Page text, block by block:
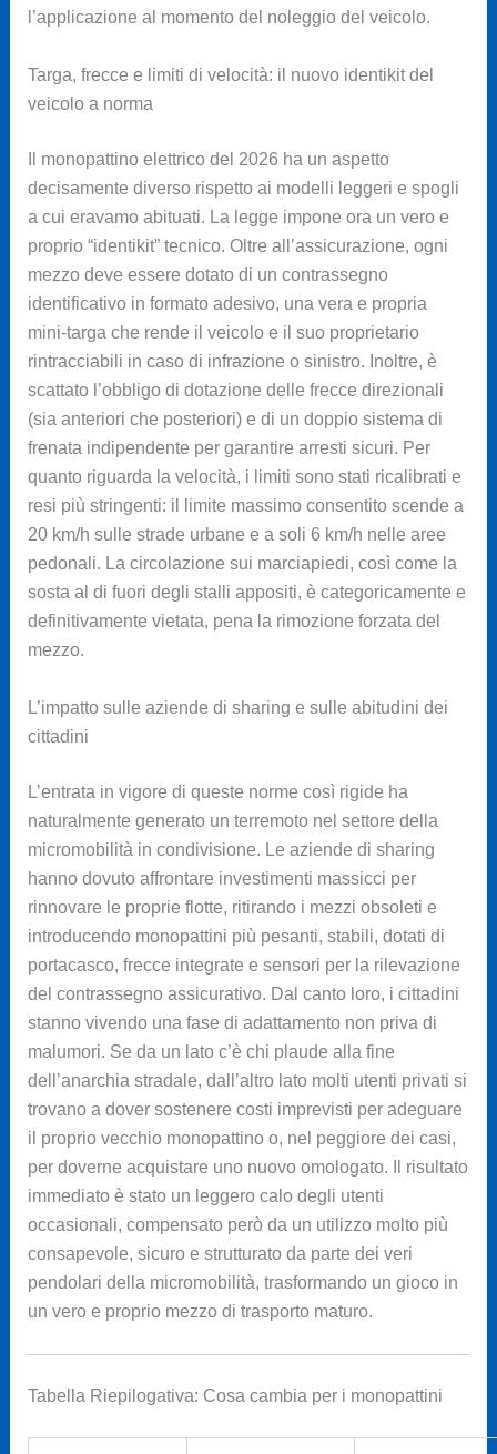
l’applicazione al momento del noleggio del veicolo.
Targa, frecce e limiti di velocità: il nuovo identikit del
veicolo a norma
Il monopattino elettrico del 2026 ha un aspetto
decisamente diverso rispetto ai modelli leggeri e spogli
a cui eravamo abituati. La legge impone ora un vero e
proprio “identikit” tecnico. Oltre all’assicurazione, ogni
mezzo deve essere dotato di un contrassegno
identificativo in formato adesivo, una vera e propria
mini-targa che rende il veicolo e il suo proprietario
rintracciabili in caso di infrazione o sinistro. Inoltre, è
scattato l’obbligo di dotazione delle frecce direzionali
(sia anteriori che posteriori) e di un doppio sistema di
frenata indipendente per garantire arresti sicuri. Per
quanto riguarda la velocità, i limiti sono stati ricalibrati e
resi più stringenti: il limite massimo consentito scende a
20 km/h sulle strade urbane e a soli 6 km/h nelle aree
pedonali. La circolazione sui marciapiedi, così come la
sosta al di fuori degli stalli appositi, è categoricamente e
definitivamente vietata, pena la rimozione forzata del
mezzo.
L’impatto sulle aziende di sharing e sulle abitudini dei
cittadini
L’entrata in vigore di queste norme così rigide ha
naturalmente generato un terremoto nel settore della
micromobilità in condivisione. Le aziende di sharing
hanno dovuto affrontare investimenti massicci per
rinnovare le proprie flotte, ritirando i mezzi obsoleti e
introducendo monopattini più pesanti, stabili, dotati di
portacasco, frecce integrate e sensori per la rilevazione
del contrassegno assicurativo. Dal canto loro, i cittadini
stanno vivendo una fase di adattamento non priva di
malumori. Se da un lato c’è chi plaude alla fine
dell’anarchia stradale, dall’altro lato molti utenti privati si
trovano a dover sostenere costi imprevisti per adeguare
il proprio vecchio monopattino o, nel peggiore dei casi,
per doverne acquistare uno nuovo omologato. Il risultato
immediato è stato un leggero calo degli utenti
occasionali, compensato però da un utilizzo molto più
consapevole, sicuro e strutturato da parte dei veri
pendolari della micromobilità, trasformando un gioco in
un vero e proprio mezzo di trasporto maturo.
Tabella Riepilogativa: Cosa cambia per i monopattini